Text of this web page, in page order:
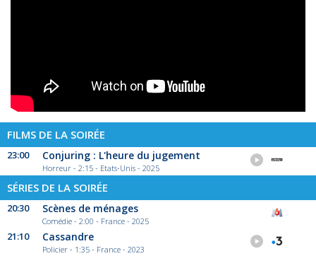
FILMS DE LA SOIRÉE
23:00 Conjuring : L'heure du jugement
Horreur - 2:15 - Etats-Unis - 2025
SÉRIES DE LA SOIRÉE
20:30 Scènes de ménages
Comédie - 2:00 - France - 2025
21:10 Cassandre
Policier - 1:35 - France - 2023